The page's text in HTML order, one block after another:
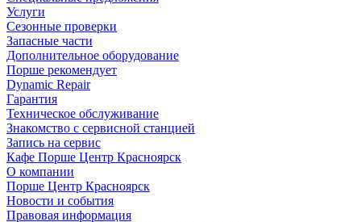
Услуги
Сезонные проверки
Запасные части
Дополнительное оборудование
Порше рекомендует
Dynamic Repair
Гарантия
Техническое обслуживание
Знакомство с сервисной станцией
Запись на сервис
Кафе Порше Центр Красноярск
О компании
Порше Центр Красноярск
Новости и события
Правовая информация